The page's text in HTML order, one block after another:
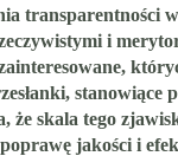
transparentności
i
że skala tego
jakości i